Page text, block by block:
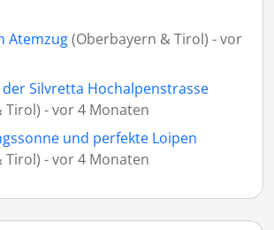
Atemzug(Oberbayern & Tirol) - vor
Silvretta Hochalpenstrasse
Tirol) - vor 4 Monaten
und perfekte Loipen
Tirol) - vor 4 Monaten